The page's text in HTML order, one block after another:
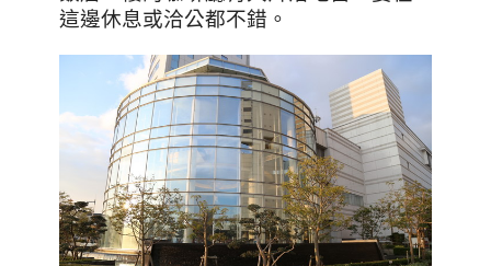
這邊休息或洽公都不錯。